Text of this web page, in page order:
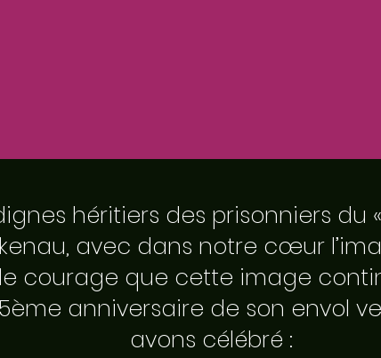
héritiers des prisonniers du
avec dans notre cœur
courage que cette image
anniversaire de son envol
avons célébré :